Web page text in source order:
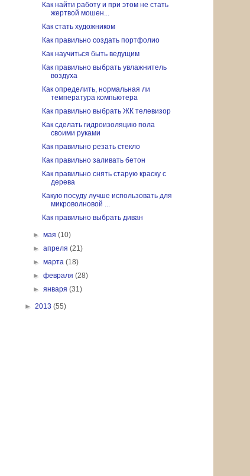
Как найти работу и при этом не стать
жертвой мошен...
Как стать художником
Как правильно создать портфолио
Как научиться быть ведущим
Как правильно выбрать увлажнитель
воздуха
Как определить, нормальная ли
температура компьютера
Как правильно выбрать ЖК телевизор
Как сделать гидроизоляцию пола
своими руками
Как правильно резать стекло
Как правильно заливать бетон
Как правильно снять старую краску с
дерева
Какую посуду лучше использовать для
микроволновой ...
Как правильно выбрать диван
►мая(10)
►апреля(21)
►марта(18)
►февраля(28)
►января(31)
► 2013 (55)